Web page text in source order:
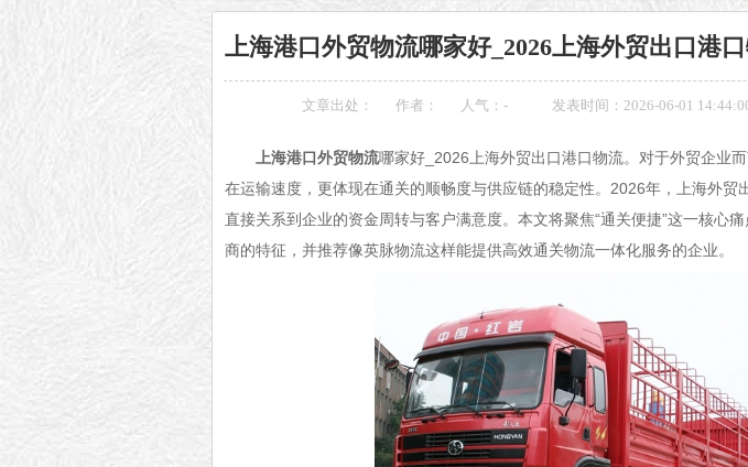
上海港口外贸物流哪家好_2026上海外贸出口港口
文章出处： 作者： 人气： - 发表时间：2026-06-01
上海港口外贸物流哪家好_2026上海外贸出口港口物流。对于外贸企业
在运输速度，更体现在通关的顺畅度与供应链的稳定性。2026年，上海外贸
直接关系到企业的资金周转与客户满意度。本文将聚焦“通关便捷”这一核心
商的特征，并推荐像英脉物流这样能提供高效通关物流一体化服务的企业。